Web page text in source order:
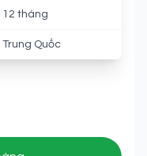
12 tháng
Trung Quốc